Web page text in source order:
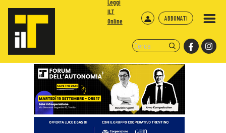
ABBONATI
Leggi
ILT
Online